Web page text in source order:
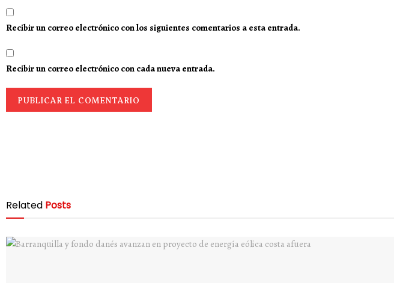
Recibir un correo electrónico con los siguientes comentarios a esta entrada.
Recibir un correo electrónico con cada nueva entrada.
Related Posts